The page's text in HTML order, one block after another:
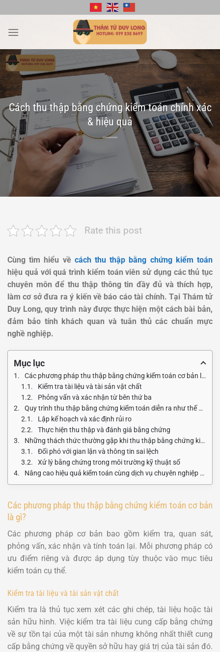
qua
nội
Cách thu thập bằng chứng kiểm toán chính xác
& hiệu quả
Rate this post
Cùng tìm hiểu về cách thu thập bằng chứng kiểm toán
hiệu quả với quá trình kiểm toán viên sử dụng các thủ tục
chuyên môn để thu thập thông tin đầy đủ và thích hợp,
làm cơ sở đưa ra ý kiến về báo cáo tài chính. Tại Thám tử
Duy Long, quy trình này được thực hiện một cách bài bản,
đảm bảo tính khách quan và tuân thủ các chuẩn mực
nghề nghiệp.
Mục lục
Các phương pháp thu thập bằng chứng kiểm toán cơ bản là gì?
Kiểm tra tài liệu và tài sản vật chất
Phỏng vấn và xác nhận từ bên thứ ba
Quy trình thu thập bằng chứng kiểm toán diễn ra như thế nào?
Lập kế hoạch và xác định rủi ro
Thực hiện thu thập và đánh giá bằng chứng
Những thách thức thường gặp khi thu thập bằng chứng kiểm toán là gì?
Đối phó với gian lận và thông tin sai lệch
Xử lý bằng chứng trong môi trường kỹ thuật số
Nâng cao hiệu quả kiểm toán cùng dịch vụ chuyên nghiệp từ Thám tử Duy Long
Các phương pháp thu thập bằng chứng kiểm toán cơ bản
là gì?
Các phương pháp cơ bản bao gồm kiểm tra, quan sát,
phỏng vấn, xác nhận và tính toán lại. Mỗi phương pháp có
ưu điểm riêng và được áp dụng tùy thuộc vào mục tiêu
kiểm toán cụ thể.
Kiểm tra tài liệu và tài sản vật chất
Kiểm tra là thủ tục xem xét các ghi chép, tài liệu hoặc tài
sản hữu hình. Việc kiểm tra tài liệu cung cấp bằng chứng
về sự tồn tại của một tài sản nhưng không nhất thiết cung
cấp bằng chứng về quyền sở hữu hay giá trị của tài sản đó.